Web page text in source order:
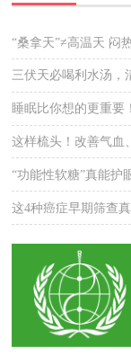
“桑拿天”≠高温天 闷
三伏天必喝利水汤，
睡眠比你想的更重要
这样梳头！改善气血
“功能性软糖”真能护
这4种癌症早期筛查